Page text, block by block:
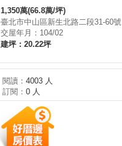
1,350萬(66.8萬/坪)
臺北市中山區新生北路二段31-60號
交屋年月：104/02
建坪：20.22坪
閱讀： 4003 人
訂閱： 0 人